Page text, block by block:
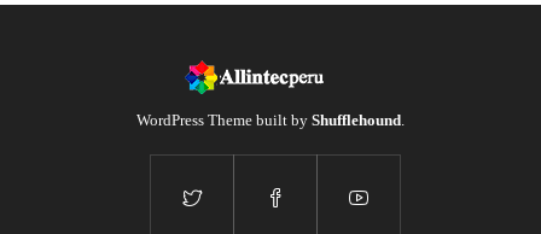
WordPress Theme built by Shufflehound